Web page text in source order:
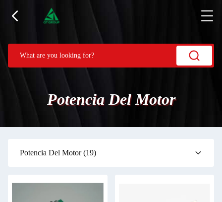
Potencia Del Motor
Potencia Del Motor(19)